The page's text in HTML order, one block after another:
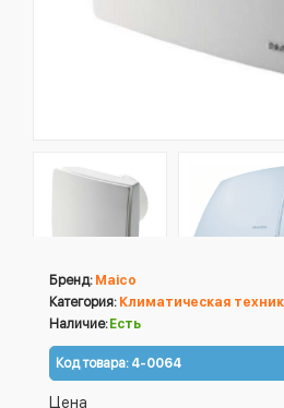
Бренд: Maico
Категория: Климатическая
Наличие: Есть
Код товара: 4-0064
Цена